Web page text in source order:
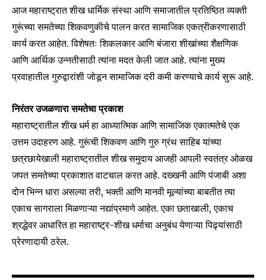
आज महाराष्ट्रात शीख धार्मिक संस्था आणि समाजातील प्रतिष्ठित व्यक्ती
गुरूंच्या समतेच्या शिकवणुकीचे पालन करत सामाजिक एकत्रीकरणासाठी
कार्य करत आहेत. विशेषतः शिकलकार आणि बंजारा शीखांच्या शैक्षणिक
आणि आर्थिक उन्नतीसाठी त्यांना मदत केली जात आहे. त्यांना मुख्य
प्रवाहातील गुरुद्वारांशी जोडून सामाजिक दरी कमी करण्याचे कार्य सुरू आहे.
निरंतर उजळणारा समतेचा प्रकाश
महाराष्ट्रातील शीख धर्म हा आध्यात्मिक आणि सामाजिक एकात्मतेचे एक
उत्तम उदाहरण आहे. गुरूंची शिकवण आणि गुरु ग्रंथ साहिब यांच्या
छत्रछायेखाली महाराष्ट्रातील शीख समुदाय आजही आपली स्वतंत्र ओळख
जपत समतेच्या प्रकाशात वाटचाल करत आहे. दख्खनी आणि पंजाबी अशा
दोन भिन्न धारा असल्या तरी, भक्ती आणि मानवी मूल्यांच्या बाबतीत त्या
एकाच सागराला मिळणाऱ्या नद्यांप्रमाणे आहेत. एका छताखाली, एकाच
श्रद्धेवर आधारित हा महाराष्ट्र-शीख धर्माचा अनुबंध येणाऱ्या पिढ्यांसाठी
प्रेरणादायी ठरेल.